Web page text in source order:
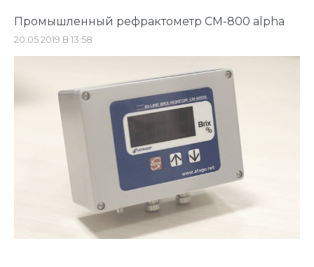
Промышленный рефрактометр CM-800 alpha
20.05.2019 В 13:58